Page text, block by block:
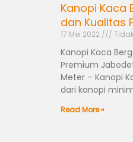
Kanopi Kaca
dan Kualitas
17 Mei 2022
Kanopi Kaca
Premium
Meter – Kanopi
dari kanopi
Read More »